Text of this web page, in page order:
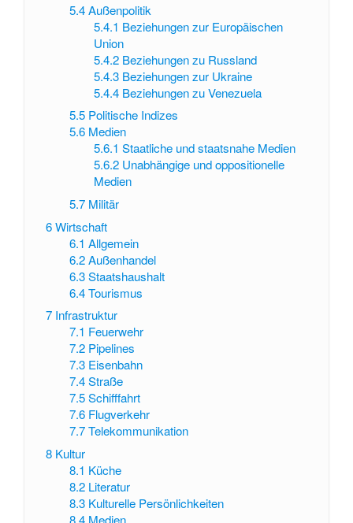
5.4 Außenpolitik
5.4.1 Beziehungen zur Europäischen
Union
5.4.2 Beziehungen zu Russland
5.4.3 Beziehungen zur Ukraine
5.4.4 Beziehungen zu Venezuela
5.5 Politische Indizes
5.6 Medien
5.6.1 Staatliche und staatsnahe Medien
5.6.2 Unabhängige und oppositionelle
Medien
5.7 Militär
6Wirtschaft
6.1 Allgemein
6.2 Außenhandel
6.3 Staatshaushalt
6.4 Tourismus
7 Infrastruktur
7.1 Feuerwehr
7.2 Pipelines
7.3 Eisenbahn
7.4 Straße
7.5 Schifffahrt
7.6 Flugverkehr
7.7 Telekommunikation
8 Kultur
8.1 Küche
8.2 Literatur
8.3 Kulturelle Persönlichkeiten
8.4 Medien